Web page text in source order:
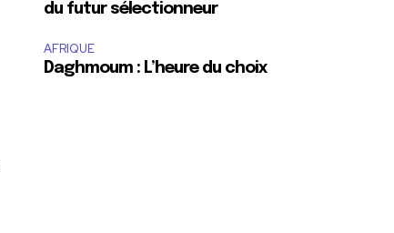
du futur sélectionneur
AFRIQUE
Daghmoum : L’heure du choix